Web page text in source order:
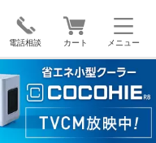
メニュー
電話相談 カート
ここひえ 枕
マイキュット